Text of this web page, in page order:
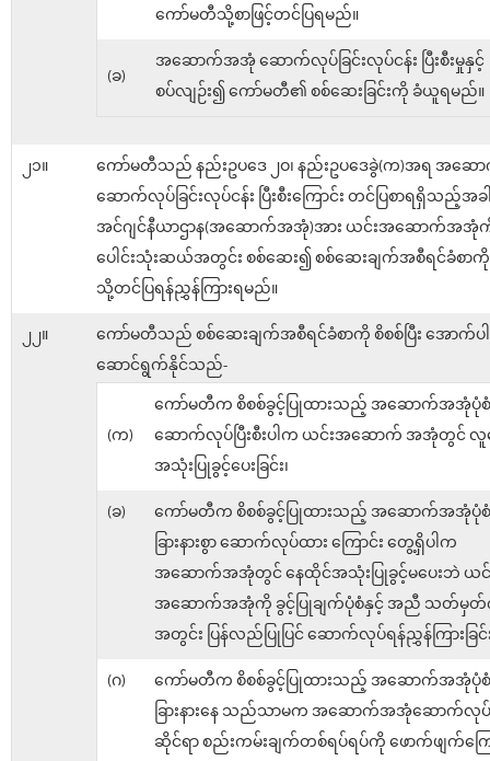
ကော်မတီသို့စာဖြင့်တင်ပြရမည်။
(ခ)
အဆောက်အအုံ ဆောက်လုပ်ခြင်းလုပ်ငန်း ပြီးစီးမှုနှင့်
စပ်လျဉ်း၍ ကော်မတီ၏ စစ်ဆေးခြင်းကို ခံယူရမည်။
၂၁။
ကော်မတီသည် နည်းဥပဒေ ၂ဝ၊ နည်းဥပဒေခွဲ(က)အရ အဆ
ဆောက်လုပ်ခြင်းလုပ်ငန်း ပြီးစီးကြောင်း တင်ပြစာရရှိသည့်အခ
အင်ဂျင်နီယာဌာန(အဆောက်အအုံ)အား ယင်းအဆောက်အအုံ
ပေါင်းသုံးဆယ်အတွင်း စစ်ဆေး၍ စစ်ဆေးချက်အစီရင်ခံစာ
သို့တင်ပြရန်ညွှန်ကြားရမည်။
၂၂။
ကော်မတီသည် စစ်ဆေးချက်အစီရင်ခံစာကို စိစစ်ပြီး အောက်ပ
ဆောင်ရွက်နိုင်သည်-
(က)
ကော်မတီက စိစစ်ခွင့်ပြုထားသည့် အဆောက်အအုံပုံ
ဆောက်လုပ်ပြီးစီးပါက ယင်းအဆောက် အအုံတွင် လူ
အသုံးပြုခွင့်ပေးခြင်း၊
(ခ)
ကော်မတီက စိစစ်ခွင့်ပြုထားသည့် အဆောက်အအုံပုံ
ခြားနားစွာ ဆောက်လုပ်ထား ကြောင်း တွေ့ရှိပါက
အဆောက်အအုံတွင် နေထိုင်အသုံးပြုခွင့်မပေးဘဲ ယင်
အဆောက်အအုံကို ခွင့်ပြုချက်ပုံစံနှင့် အညီ သတ်မှ
အတွင်း ပြန်လည်ပြုပြင် ဆောက်လုပ်ရန်ညွှန်ကြားခြင်
(ဂ)
ကော်မတီက စိစစ်ခွင့်ပြုထားသည့် အဆောက်အအုံပုံ
ခြားနားနေ သည်သာမက အဆောက်အအုံဆောက်လုပ်ခ
ဆိုင်ရာ စည်းကမ်းချက်တစ်ရပ်ရပ်ကို ဖောက်ဖျက်ကြ